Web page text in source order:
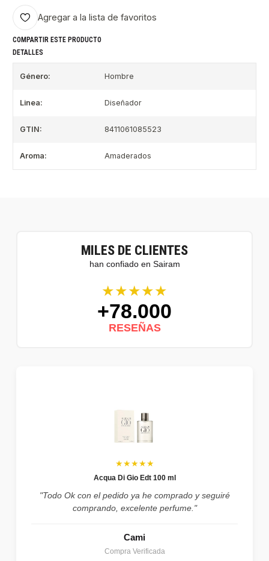
Agregar a la lista de favoritos
COMPARTIR ESTE PRODUCTO
DETALLES
Género: Hombre
Linea: Diseñador
GTIN: 8411061085523
Aroma: Amaderados
MILES DE CLIENTES
han confiado en Sairam
★★★★★
+78.000
RESEÑAS
★★★★★
Acqua Di Gio Edt 100 ml
"Todo Ok con el pedido ya he comprado y seguiré
comprando, excelente perfume."
Cami
Compra Verificada